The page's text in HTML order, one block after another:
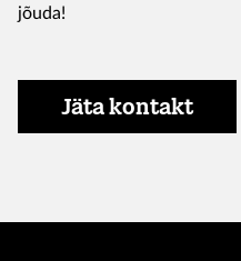
jõuda!
Jäta kontakt